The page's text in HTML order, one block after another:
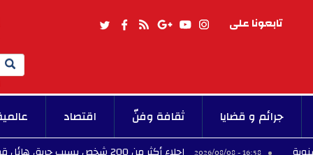
تابعونا على
Search
جرائم و قضايا ثقافة وفنّ اقتصاد